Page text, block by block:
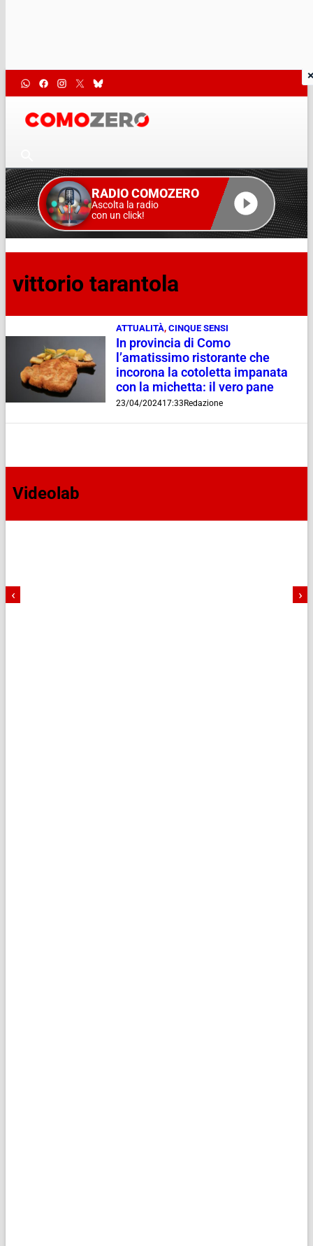
RADIO COMOZERO
Ascolta la radio
con un click!
vittorio tarantola
ATTUALITÀ, CINQUE SENSI
In provincia di Como
l’amatissimo ristorante che
incorona la cotoletta impanata
con la michetta: il vero pane
23/04/202417:33Redazione
Videolab
‹ ›